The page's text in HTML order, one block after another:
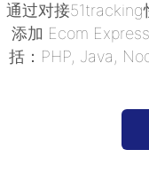
通过对接51tracking
添加 Ecom
括：PHP, Java,